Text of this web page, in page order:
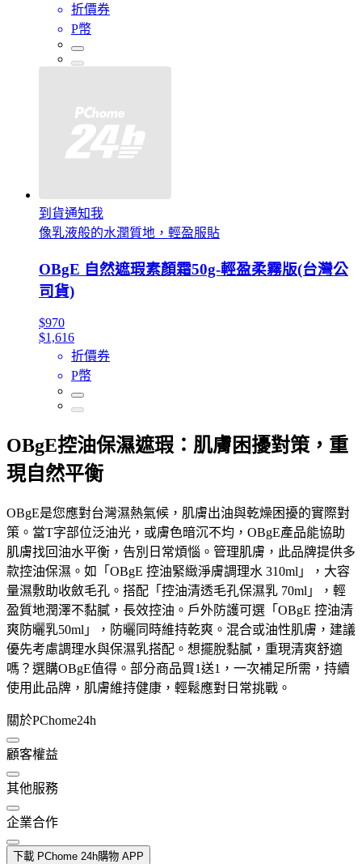
折價券
P幣
到貨通知我
像乳液般的水潤質地，輕盈服貼
OBgE 自然遮瑕素顏霜50g-輕盈柔霧版(台灣公
司貨)
$970
$1,616
折價券
P幣
OBgE控油保濕遮瑕：肌膚困擾對策，重
現自然平衡
OBgE是您應對台灣濕熱氣候，肌膚出油與乾燥困擾的實際對
策。當T字部位泛油光，或膚色暗沉不均，OBgE產品能協助
肌膚找回油水平衡，告別日常煩惱。管理肌膚，此品牌提供多
款控油保濕。如「OBgE 控油緊緻淨膚調理水 310ml」，大容
量濕敷助收斂毛孔。搭配「控油清透毛孔保濕乳 70ml」，輕
盈質地潤澤不黏膩，長效控油。戶外防護可選「OBgE 控油清
爽防曬乳50ml」，防曬同時維持乾爽。混合或油性肌膚，建議
優先考慮調理水與保濕乳搭配。想擺脫黏膩，重現清爽舒適
嗎？選購OBgE值得。部分商品買1送1，一次補足所需，持續
使用此品牌，肌膚維持健康，輕鬆應對日常挑戰。
關於PChome24h
顧客權益
其他服務
企業合作
下載 PChome 24h購物 APP